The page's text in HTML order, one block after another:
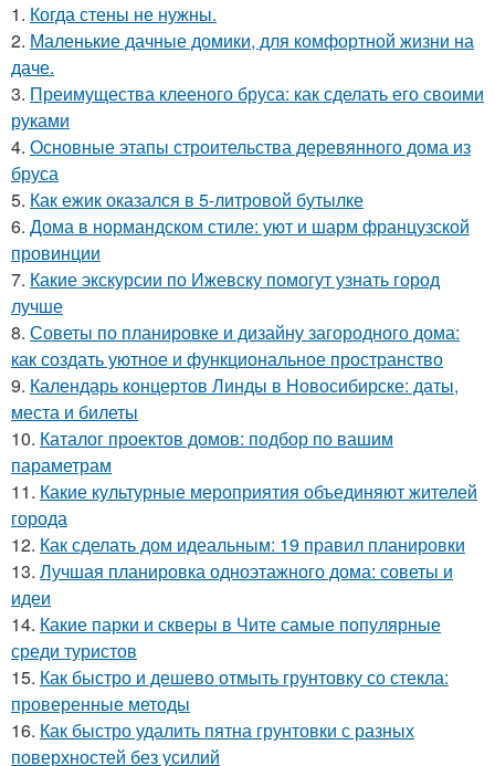
1. Когда стены не нужны.
2. Маленькие дачные домики, для комфортной жизни на
даче.
3. Преимущества клееного бруса: как сделать его своими
руками
4. Основные этапы строительства деревянного дома из
бруса
5. Как ежик оказался в 5-литровой бутылке
6. Дома в нормандском стиле: уют и шарм французской
провинции
7. Какие экскурсии по Ижевску помогут узнать город
лучше
8. Советы по планировке и дизайну загородного дома:
как создать уютное и функциональное пространство
9. Календарь концертов Линды в Новосибирске: даты,
места и билеты
10. Каталог проектов домов: подбор по вашим
параметрам
11. Какие культурные мероприятия объединяют жителей
города
12. Как сделать дом идеальным: 19 правил планировки
13. Лучшая планировка одноэтажного дома: советы и
идеи
14. Какие парки и скверы в Чите самые популярные
среди туристов
15. Как быстро и дешево отмыть грунтовку со стекла:
проверенные методы
16. Как быстро удалить пятна грунтовки с разных
поверхностей без усилий